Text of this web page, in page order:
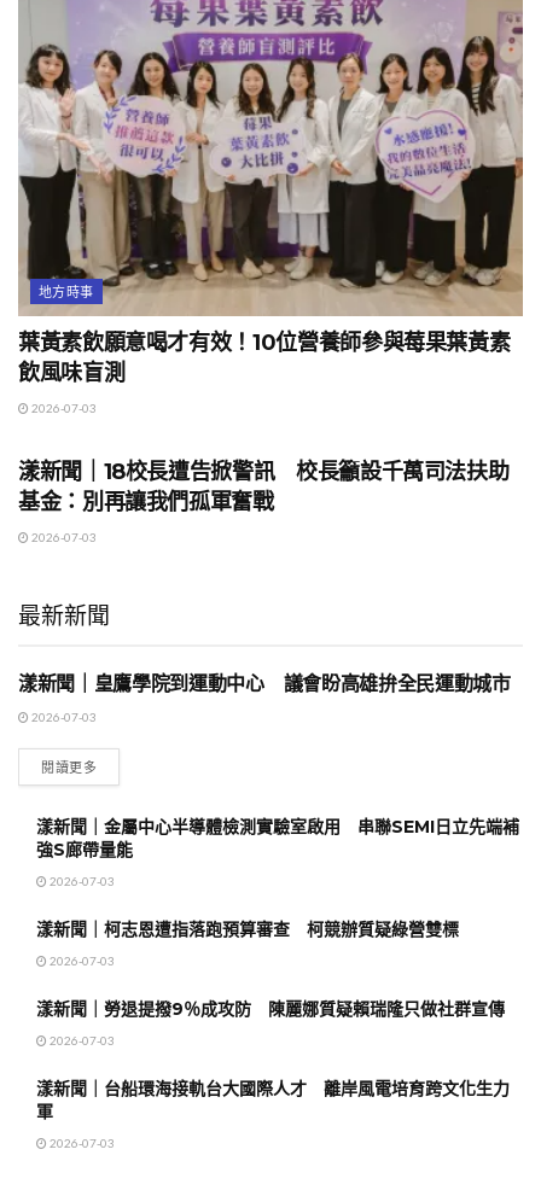
地方時事
葉黃素飲願意喝才有效！10位營養師參與莓果葉黃素
飲風味盲測
2026-07-03
漾新聞｜18校長遭告掀警訊 校長籲設千萬司法扶助
基金：別再讓我們孤軍奮戰
2026-07-03
最新新聞
地方時事
漾新聞｜皇鷹學院到運動中心 議會盼高雄拚全民運動城市
2026-07-03
閱讀更多
漾新聞｜金屬中心半導體檢測實驗室啟用 串聯SEMI日立先端補
強S廊帶量能
2026-07-03
漾新聞｜柯志恩遭指落跑預算審查 柯競辦質疑綠營雙標
2026-07-03
漾新聞｜勞退提撥9％成攻防 陳麗娜質疑賴瑞隆只做社群宣傳
2026-07-03
漾新聞｜台船環海接軌台大國際人才 離岸風電培育跨文化生力
軍
2026-07-03